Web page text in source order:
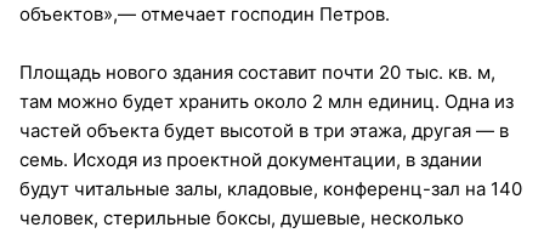
объектов»,— отмечает господин Петров.
Площадь нового здания составит почти 20 тыс. кв. м,
там можно будет хранить около 2 млн единиц. Одна из
частей объекта будет высотой в три этажа, другая — в
семь. Исходя из проектной документации, в здании
будут читальные залы, кладовые, конференц-зал на 140
человек, стерильные боксы, душевые, несколько